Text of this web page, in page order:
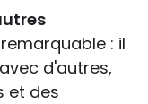
: il
d'autres,
et des